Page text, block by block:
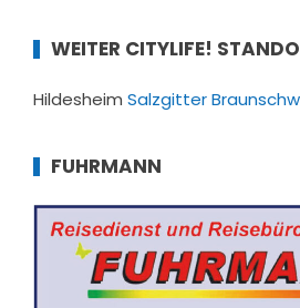
WEITER CITYLIFE!
Hildesheim Salzgitter
FUHRMANN